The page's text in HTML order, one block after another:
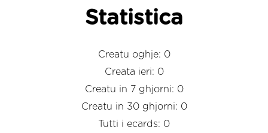
Statistica
Creatu oghje: 0
Creata ieri: 0
Creatu in 7 ghjorni: 0
Creatu in 30 ghjorni: 0
Tutti i ecards: 0